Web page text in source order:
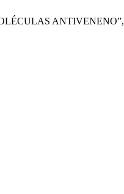
ANTIVENENO”,